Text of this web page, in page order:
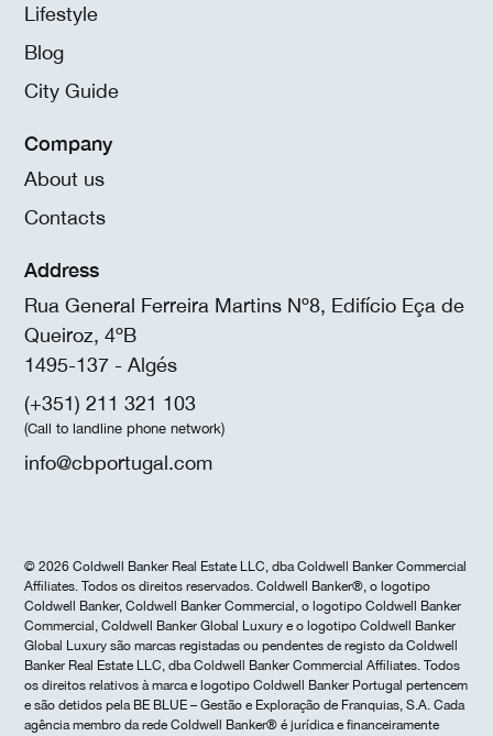
Lifestyle
Blog
City Guide
Company
About us
Contacts
Address
Rua General Ferreira Martins Nº8, Edifício Eça de
Queiroz, 4ºB
1495-137 - Algés
(+351) 211 321 103
(Call to landline phone network)
info@cbportugal.com
© 2026 Coldwell Banker Real Estate LLC, dba Coldwell Banker Commercial
Affiliates. Todos os direitos reservados. Coldwell Banker®, o logotipo
Coldwell Banker, Coldwell Banker Commercial, o logotipo Coldwell Banker
Commercial, Coldwell Banker Global Luxury e o logotipo Coldwell Banker
Global Luxury são marcas registadas ou pendentes de registo da Coldwell
Banker Real Estate LLC, dba Coldwell Banker Commercial Affiliates. Todos
os direitos relativos à marca e logotipo Coldwell Banker Portugal pertencem
e são detidos pela BE BLUE – Gestão e Exploração de Franquias, S.A. Cada
agência membro da rede Coldwell Banker® é jurídica e financeiramente